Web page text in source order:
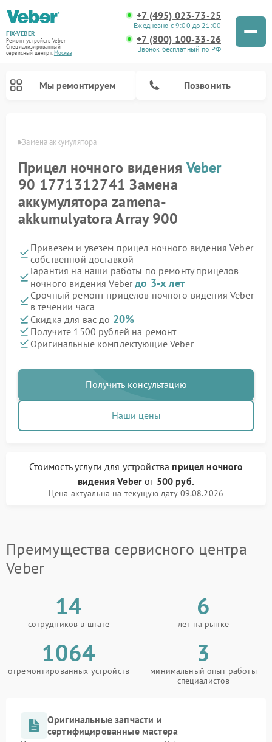
FIX-VEBER
Ремонт устройств Veber
Специализированный
cервисный центр г.Москва
+7 (495) 023-73-25
Ежедневно с 9:00 до 21:00
+7 (800) 100-33-26
Звонок бесплатный по РФ
Мы ремонтируем Позвонить
Замена аккумулятора
Прицел ночного видения Veber
90 1771312741 Замена
аккумулятора zamena-
akkumulyatora Array 900
Привезем и увезем прицел ночного видения Veber
собственной доставкой
Гарантия на наши работы по ремонту прицелов
ночного видения Veberдо 3-х лет
Срочный ремонт прицелов ночного видения Veber
в течении часа
Скидка для вас до 20%
Получите 1500 рублей на ремонт
Оригинальные комплектующие Veber
Получить консультацию
Наши цены
Стоимость услугидля устройства прицел ночного
видения Veber от 500 руб.
Цена актуальна на текущую дату 09.08.2026
Преимущества сервисного центра
Veber
14
сотрудников в штате
6
лет на рынке
1064
отремонтированных устройств
3
минимальный опыт работы
специалистов
Оригинальные запчасти и
сертифицированные мастера